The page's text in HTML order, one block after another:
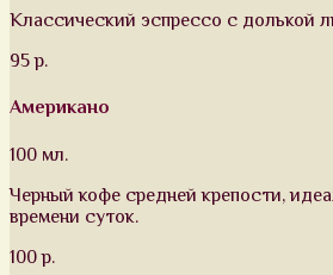
Классический эспрессо с долькой
95 р.
Американо
100 мл.
Черный кофе средней крепости,
времени суток.
100 р.